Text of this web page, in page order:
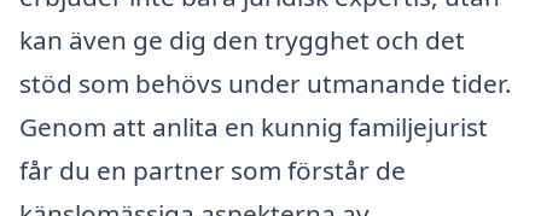
kan även ge dig den trygghet och det
stöd som behövs under utmanande tider.
Genom att anlita en kunnig familjejurist
får du en partner som förstår de